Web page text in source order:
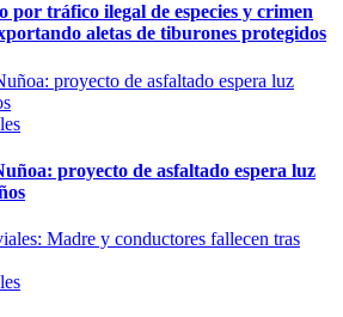
por tráfico ilegal de especies y crimen
aletas de tiburones protegidos
proyecto de asfaltado espera luz